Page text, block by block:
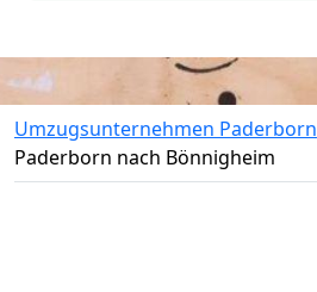
Umzugsunternehmen Paderborn
Paderborn nach Bönnigheim